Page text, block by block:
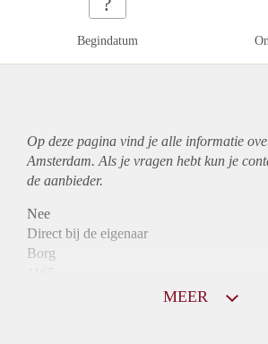
Begindatum
Op deze pagina vind je alle informatie
Amsterdam. Als je vragen hebt kun je
de aanbieder.
Nee
Direct bij de eigenaar
Borg
MEER